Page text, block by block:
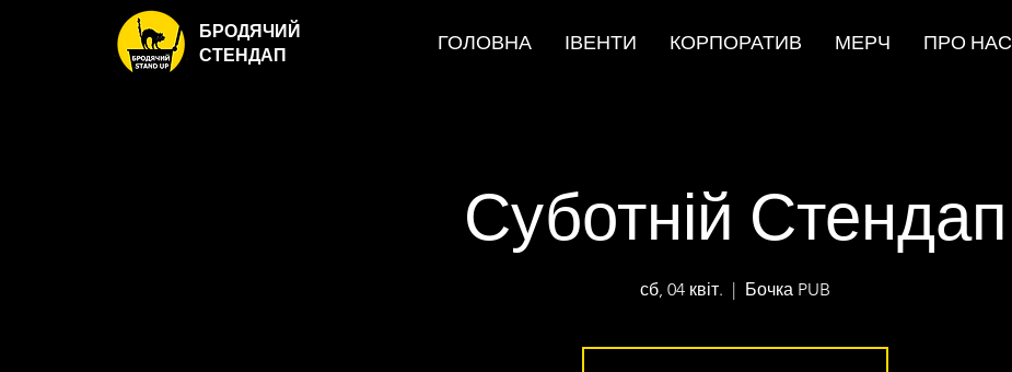
БРОДЯЧИЙ
СТЕНДАП
ГОЛОВНА ІВЕНТИ КОРПОРАТИВ МЕРЧ ПРО НАС
Суботній Стендап
сб, 04 квіт.
  |
Бочка PUB